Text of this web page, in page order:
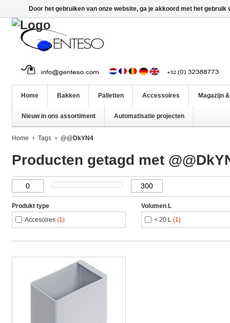
Home Bakken Palletten Accessoires Magazijn
Nieuw in ons assortiment Automatisatie projecten
Home Tags @@DkYN4
Producten getagd met
Produkt type
Accesoires (1)
Volumen L
< 20 L (1)
Door het gebruiken van onze website, ga je akkoord met het